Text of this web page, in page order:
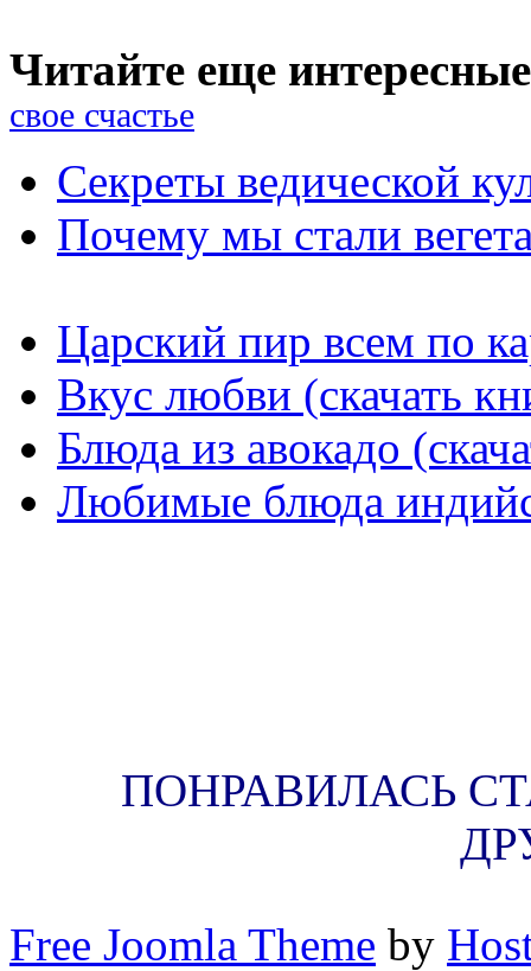
Читайте еще
свое счастье
Секреты ведической
Почему мы стали
Царский пир всем по
Вкус любви (скачать
Блюда из авокадо
Любимые блюда
ПОНРАВИЛАСЬ
Free Joomla Theme by